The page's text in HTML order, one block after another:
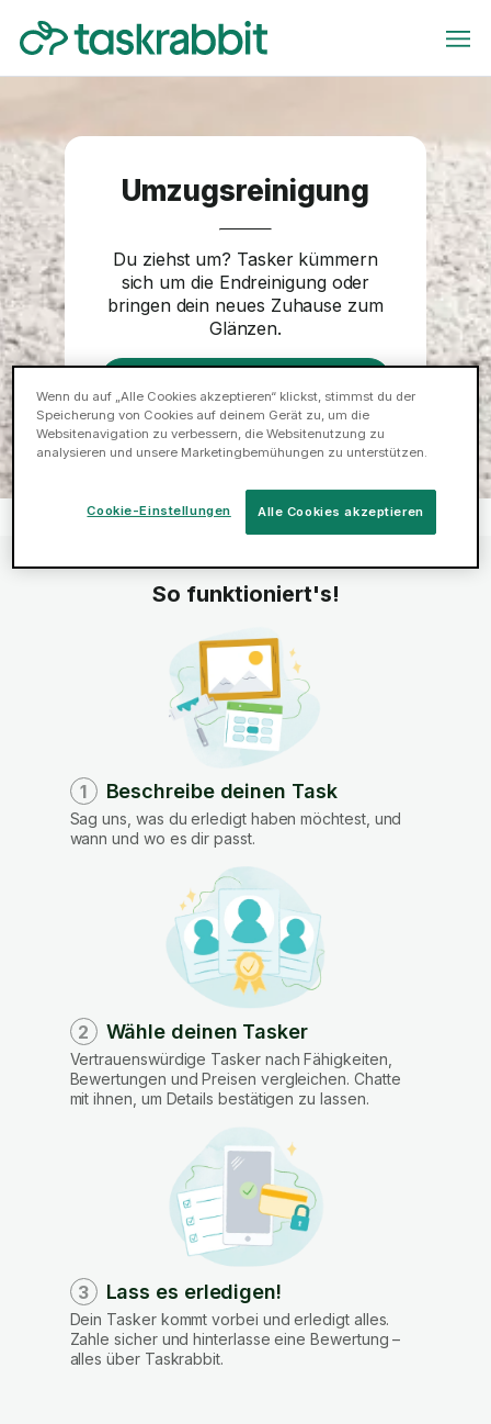
Umzugsreinigung
Du ziehst um? Tasker kümmern
sich um die Endreinigung oder
bringen dein neues Zuhause zum
Glänzen.
Dienste > Reinigung Umzugsreinigung
So funktioniert's!
1 Beschreibe deinen Task
Sag uns, was du erledigt haben möchtest, und
wann und wo es dir passt.
2 Wähle deinen Tasker
Vertrauenswürdige Tasker nach Fähigkeiten,
Bewertungen und Preisen vergleichen. Chatte
mit ihnen, um Details bestätigen zu lassen.
3 Lass es erledigen!
Dein Tasker kommt vorbei und erledigt alles.
Zahle sicher und hinterlasse eine Bewertung –
alles über Taskrabbit.
Wenn du auf „Alle Cookies akzeptieren“ klickst, stimmst du der
Speicherung von Cookies auf deinem Gerät zu, um die
Websitenavigation zu verbessern, die Websitenutzung zu
analysieren und unsere Marketingbemühungen zu unterstützen.
Alle Cookies akzeptieren
Cookie-Einstellungen